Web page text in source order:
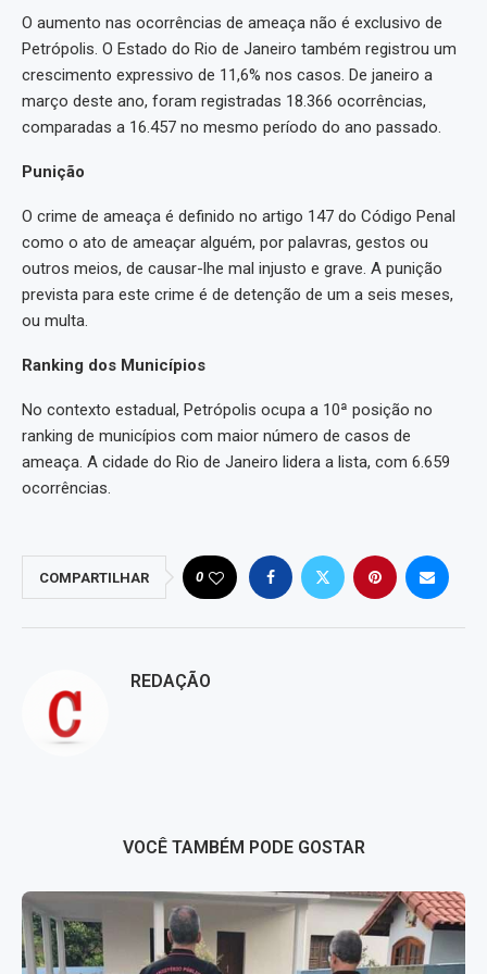
O aumento nas ocorrências de ameaça não é exclusivo de
Petrópolis. O Estado do Rio de Janeiro também registrou um
crescimento expressivo de 11,6% nos casos. De janeiro a
março deste ano, foram registradas 18.366 ocorrências,
comparadas a 16.457 no mesmo período do ano passado.
Punição
O crime de ameaça é definido no artigo 147 do Código Penal
como o ato de ameaçar alguém, por palavras, gestos ou
outros meios, de causar-lhe mal injusto e grave. A punição
prevista para este crime é de detenção de um a seis meses,
ou multa.
Ranking dos Municípios
No contexto estadual, Petrópolis ocupa a 10ª posição no
ranking de municípios com maior número de casos de
ameaça. A cidade do Rio de Janeiro lidera a lista, com 6.659
ocorrências.
COMPARTILHAR 0
REDAÇÃO
VOCÊ TAMBÉM PODE GOSTAR